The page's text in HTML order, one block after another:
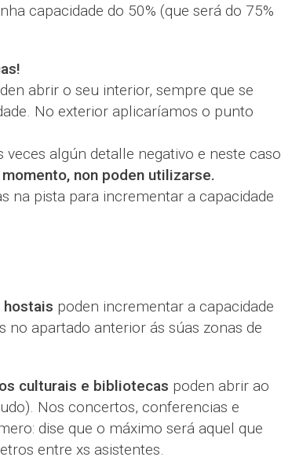
capacidade do 50% (que será do 75%
abrir o seu interior, sempre que se
No exterior aplicaríamos o punto
algún detalle negativo e neste caso
non poden utilizarse.
na pista para incrementar a capacidade
hostais poden incrementar a capacidade
no apartado anterior ás súas zonas de
culturais e bibliotecas poden abrir ao
Nos concertos, conferencias e
dise que o máximo será aquel que
entre xs asistentes.